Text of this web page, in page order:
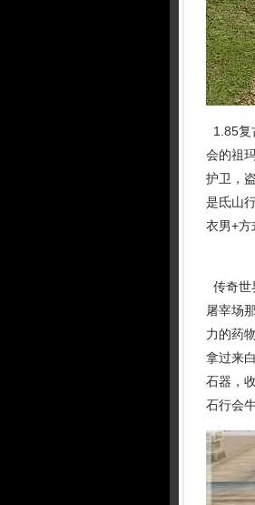
1.85复
会的祖
护卫，
是氐山
衣男+方
传奇世
屠宰场
力的药
拿过来
石器，
石行会